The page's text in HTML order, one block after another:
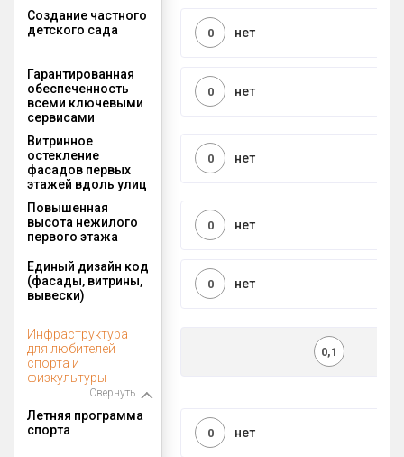
Создание частного
детского сада
нет
0
Гарантированная
обеспеченность
всеми ключевыми
сервисами
нет
0
Витринное
остекление
фасадов первых
этажей вдоль улиц
нет
0
Повышенная
высота нежилого
первого этажа
нет
0
Единый дизайн код
(фасады, витрины,
вывески)
нет
0
Инфраструктура
для любителей
спорта и
физкультуры
Свернуть
0,1
Летняя программа
спорта
нет
0